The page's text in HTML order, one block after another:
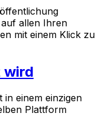
allen Ihren
mit einem Klick zu
wird
in einem einzigen
Plattform